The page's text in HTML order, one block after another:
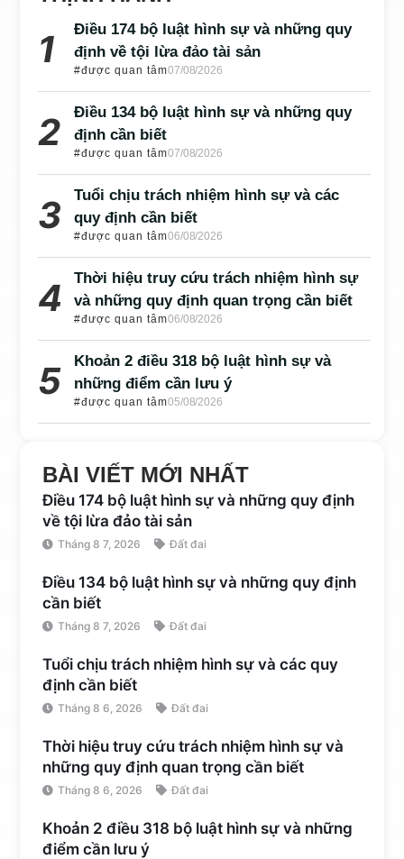
Điều 174 bộ luật hình sự và những quy
định về tội lừa đảo tài sản
#được quan tâm07/08/2026
Điều 134 bộ luật hình sự và những quy
định cần biết
#được quan tâm07/08/2026
Tuổi chịu trách nhiệm hình sự và các
quy định cần biết
#được quan tâm06/08/2026
Thời hiệu truy cứu trách nhiệm hình sự
và những quy định quan trọng cần biết
#được quan tâm06/08/2026
Khoản 2 điều 318 bộ luật hình sự và
những điểm cần lưu ý
#được quan tâm05/08/2026
BÀI VIẾT MỚI NHẤT
Điều 174 bộ luật hình sự và những quy định
về tội lừa đảo tài sản
Tháng 8 7, 2026 Đất đai
Điều 134 bộ luật hình sự và những quy định
cần biết
Tháng 8 7, 2026 Đất đai
Tuổi chịu trách nhiệm hình sự và các quy
định cần biết
Tháng 8 6, 2026 Đất đai
Thời hiệu truy cứu trách nhiệm hình sự và
những quy định quan trọng cần biết
Tháng 8 6, 2026 Đất đai
Khoản 2 điều 318 bộ luật hình sự và những
điểm cần lưu ý